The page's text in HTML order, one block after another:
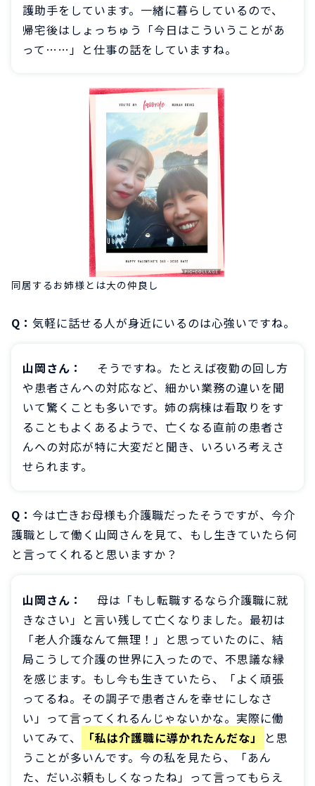
護助手をしています。一緒に暮らしているので、
帰宅後はしょっちゅう「今日はこういうことがあ
って……」と仕事の話をしていますね。
同居するお姉様とは大の仲良し
Q： 気軽に話せる人が身近にいるのは心強いですね。
山岡さん：
そうですね。たとえば夜勤の回し方
や患者さんへの対応など、細かい業務の違いを聞
いて驚くことも多いです。姉の病棟は看取りをす
ることもよくあるようで、亡くなる直前の患者さ
んへの対応が特に大変だと聞き、いろいろ考えさ
せられます。
Q： 今は亡きお母様も介護職だったそうですが、今介
護職として働く山岡さんを見て、もし生きていたら何
と言ってくれると思いますか？
山岡さん：
母は「もし転職するなら介護職に就
きなさい」と言い残して亡くなりました。最初は
「老人介護なんて無理！」と思っていたのに、結
局こうして介護の世界に入ったので、不思議な縁
を感じます。もし今も生きていたら、「よく頑張
ってるね。その調子で患者さんを幸せにしなさ
い」って言ってくれるんじゃないかな。実際に働
いてみて、
「私は介護職に導かれたんだな」
と思
うことが多いんです。今の私を見たら、「あん
た、だいぶ頼もしくなったね」って言ってもらえ